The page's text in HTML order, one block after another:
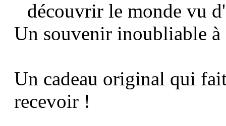
découvrir le monde vu
Un souvenir inoubliable à
Un cadeau original qui
recevoir !